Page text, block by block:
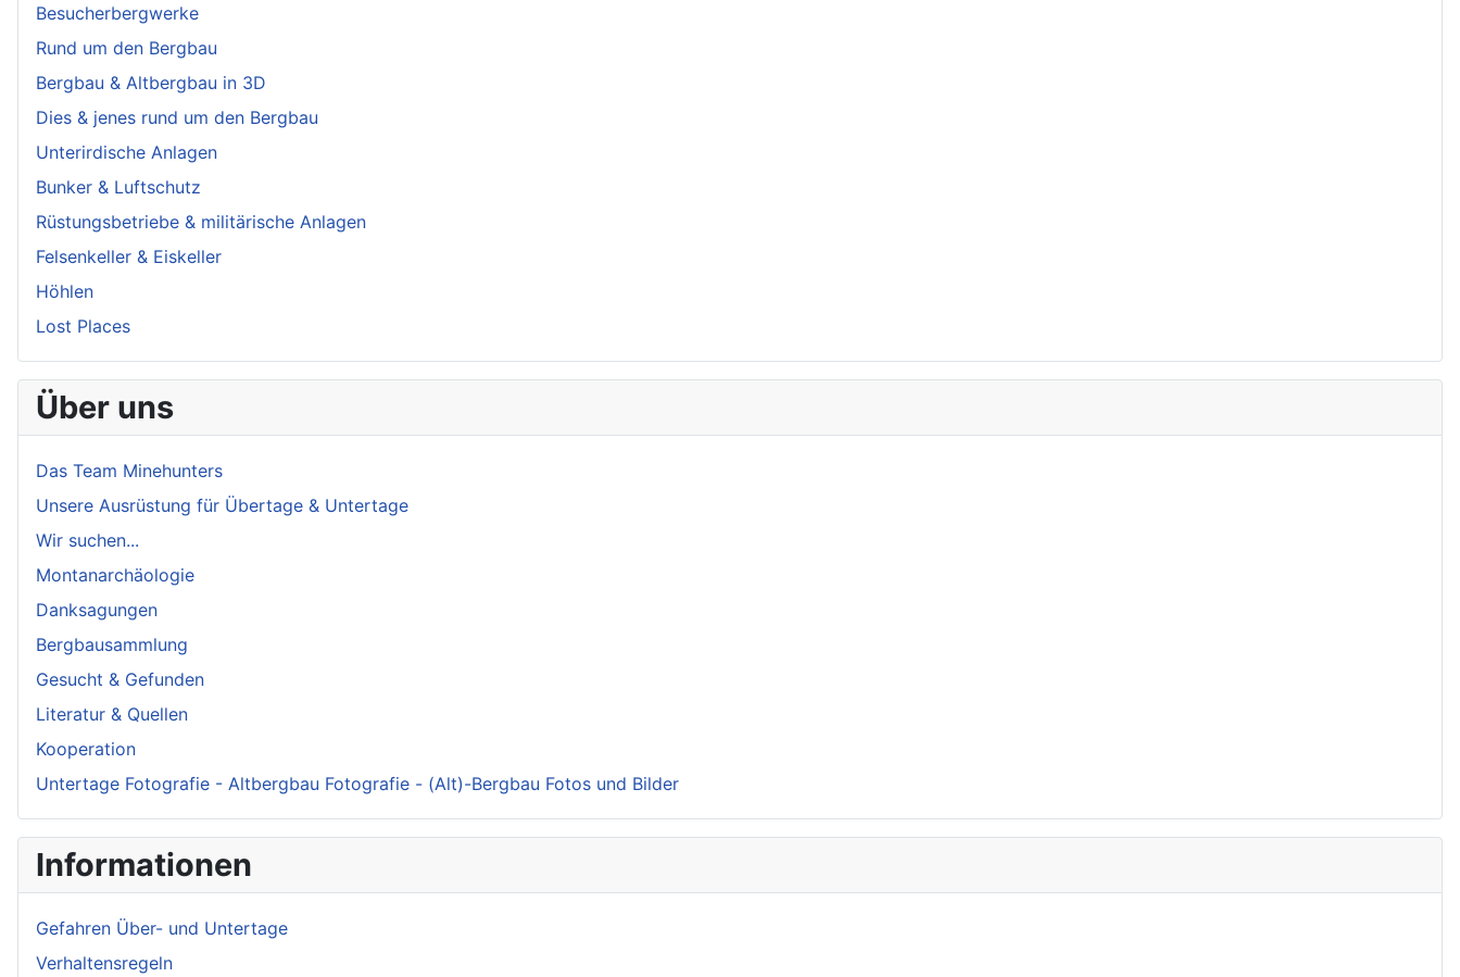
Besucherbergwerke
Rund um den Bergbau
Bergbau & Altbergbau in 3D
Dies & jenes rund um den Bergbau
Unterirdische Anlagen
Bunker & Luftschutz
Rüstungsbetriebe & militärische Anlagen
Felsenkeller & Eiskeller
Höhlen
Lost Places
Über uns
Das Team Minehunters
Unsere Ausrüstung für Übertage & Untertage
Wir suchen...
Montanarchäologie
Danksagungen
Bergbausammlung
Gesucht & Gefunden
Literatur & Quellen
Kooperation
Untertage Fotografie - Altbergbau Fotografie - (Alt)-Bergbau Fotos und Bilder
Informationen
Gefahren Über- und Untertage
Verhaltensregeln